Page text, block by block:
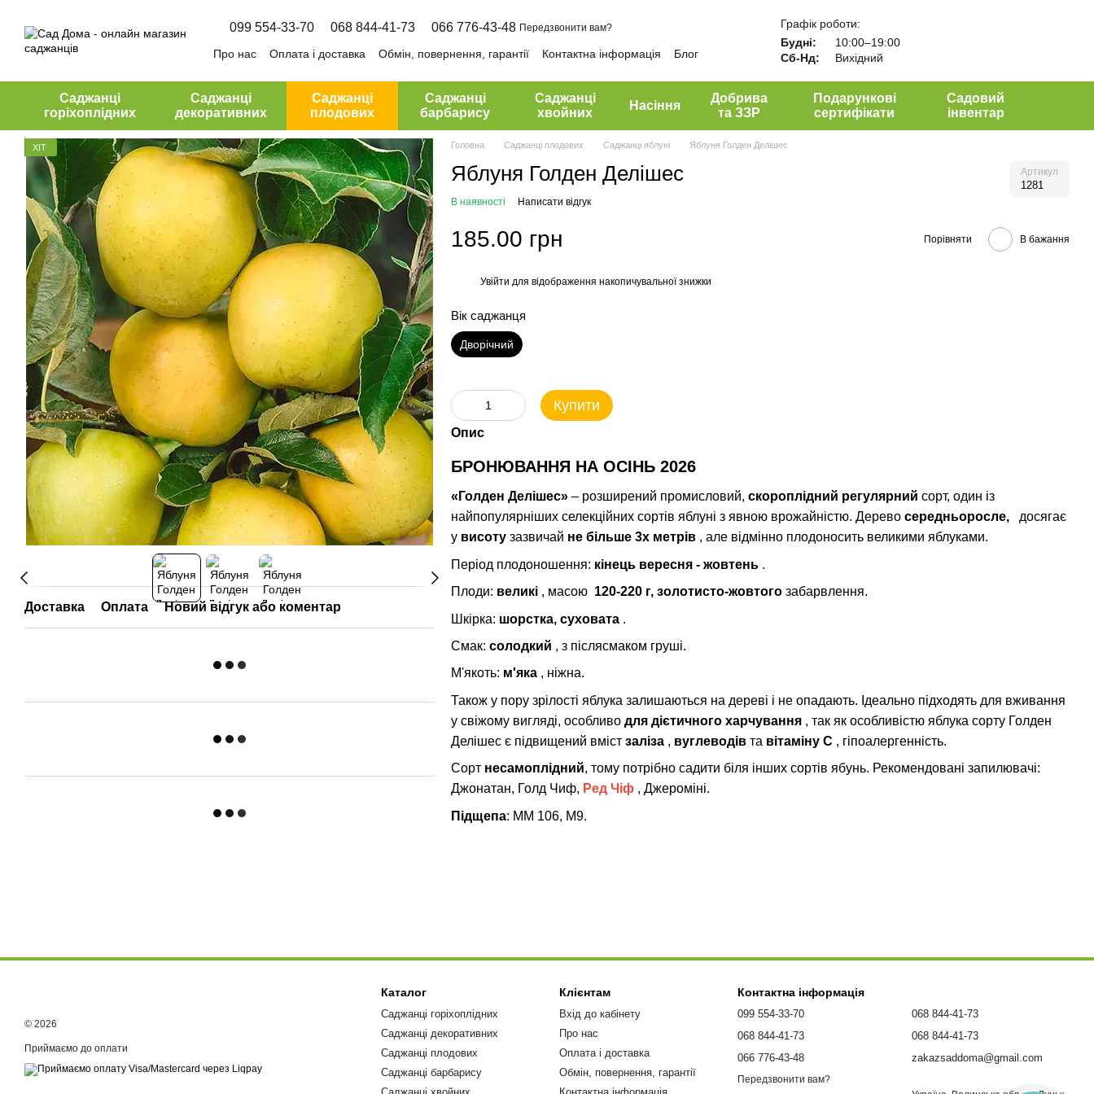
099 554-33-70 068 844-41-73 066 776-43-48 Передзвонити вам?
Про нас Оплата і доставка Обмін, повернення, гарантії Контактна інформація
Блог
Графік роботи:
Будні:
10:00–19:00
Сб-Нд:
Вихідний
Саджанці
горіхоплідних
Саджанці
декоративних
Саджанці
плодових
Саджанці
барбарису
Саджанці
хвойних
Насіння
Добрива
та ЗЗР
Подарункові
сертифікати
Садовий
інвентар
ХІТ
Доставка Оплата Новий відгук або коментар
Головна Саджанці плодових Саджанці яблуні Яблуня Голден Делішес
Яблуня Голден Делішес Артикул
1281
В наявності Написати відгук
185.00 грн Порівняти В бажання
Увійти для відображення накопичувальної знижки
Вік саджанця
Дворічний
Купити
Опис
БРОНЮВАННЯ НА ОСІНЬ 2026
«Голден Делішес»– розширений промисловий, скороплідний регулярний сорт, один із
найпопулярніших селекційних сортів яблуні з явною врожайністю. Дерево середньоросле,
досягає
у висотузазвичай не більше 3х метрів, але відмінно плодоносить великими яблуками.
Період плодоношення: кінець вересня - жовтень.
Плоди: великі, масою 120-220 г, золотисто-жовтогозабарвлення.
Шкірка: шорстка, суховата.
Смак: солодкий , з післясмаком груші.
М'якоть: м'яка, ніжна.
Також у пору зрілості яблука залишаються на дереві і не опадають. Ідеально підходять для вживання
у свіжому вигляді, особливо для дієтичного харчування, так як особливістю яблука сорту Голден
Делішес є підвищений вміст заліза, вуглеводівта вітаміну С , гіпоалергенність.
Сорт несамоплідний, тому потрібно садити біля інших сортів ябунь. Рекомендовані запилювачі:
Джонатан, Голд Чиф, Ред Чіф, Джероміні.
Підщепа: ММ 106, М9.
© 2026
Приймаємо до оплати
Каталог
Саджанці горіхоплідних
Саджанці декоративних
Саджанці плодових
Саджанці барбарису
Клієнтам
Вхід до кабінету
Про нас
Оплата і доставка
Обмін, повернення, гарантії
Контактна інформація
099 554-33-70
068 844-41-73
066 776-43-48
Передзвонити вам?
068 844-41-73
068 844-41-73
zakazsaddoma@gmail.com